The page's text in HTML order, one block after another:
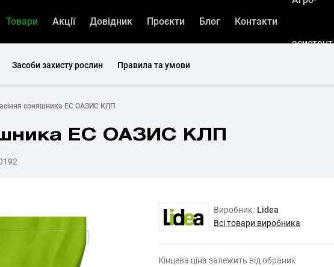
Товари Акції Довідник Проєкти Блог Контакти
асистент
Засоби захисту рослин Правила та умови
соняшника ЕС ОАЗИС КЛП
ЕС ОАЗИС КЛП
Виробник: Lidea
Всі товари виробника
Кінцева ціна залежить від обраних